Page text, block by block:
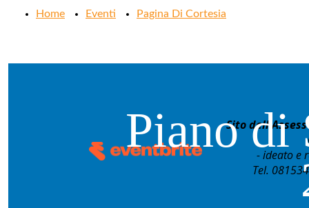
Home Eventi Pagina Di Cortesia
Piano di
Sito
- ideato e
Tel.